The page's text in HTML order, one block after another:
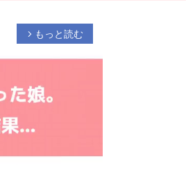
arrow_forward_ios もっと読む